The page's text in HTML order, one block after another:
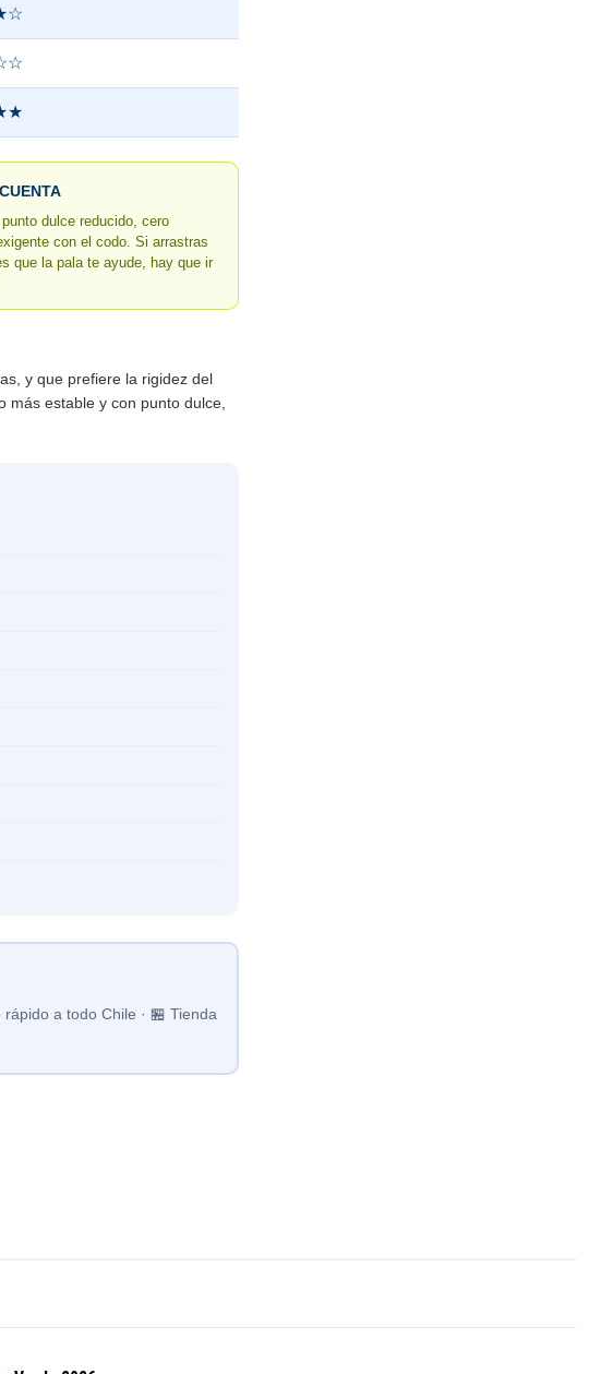
dulce reducido, cero
con el codo. Si arrastras
que la pala te ayude, hay que ir
y que prefiere la rigidez del
más estable y con punto dulce,
a todo Chile · 🏪 Tienda